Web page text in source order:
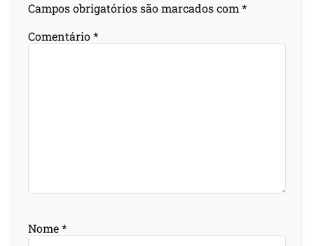
Campos obrigatórios são marcados com *
Comentário*
Nome*